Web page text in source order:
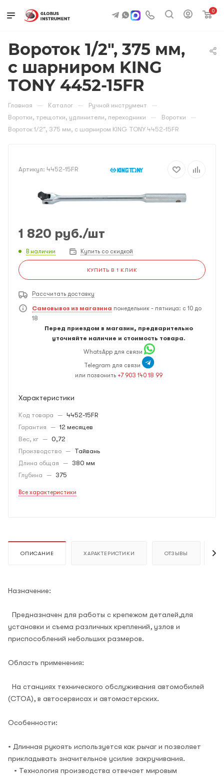
0
Вороток 1/2", 375 мм,
с шарниром KING
TONY 4452-15FR
Главная — Каталог — Ручной инструмент —
Воротки, трещотки, удлинители, переходники — Воротки —
Вороток 1/2", 375 мм, с шарниром KING TONY 4452-15FR
Артикул: 4452-15FR
1 820 руб./шт
В наличии Купить со скидкой
КУПИТЬ В 1 КЛИК
Рассчитать доставку
Самовывоз из магазина понедельник - пятница: с 10 до
18
Перед приездом в магазин, предварительно
уточняйте наличие и стоимость товара.
WhatsApp для связи
Telegram для связи
или позвонить +7 903 140 18 99
Характеристики
Код товара — 4452-15FR
Гарантия — 12 месяцев
Вес, кг — 0,72
Производство — Тайвань
Длина общая — 380 мм
Глубина — 375
Все характеристики
ОПИСАНИЕ ХАРАКТЕРИСТИКИ ОТЗЫВЫ
Назначение:
Предназначен для работы с крепежом деталей,для
установки и съема различных креплений, узлов и
приспособлений небольших размеров.
Область применения:
На станциях технического обслуживания автомобилей
(СТОА), в автосервисах и автомастерских.
Особенности:
• Длинная рукоять используется как рычаг и позволяет
прикладывать значительное усилие закручивания.
• Технология производства отвечает мировым